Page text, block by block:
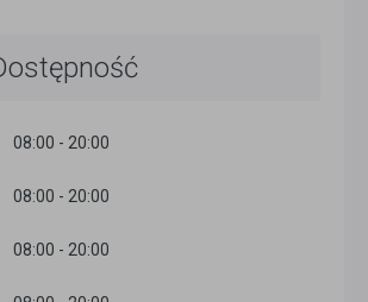
08:00 - 20:00
08:00 - 20:00
08:00 - 20:00